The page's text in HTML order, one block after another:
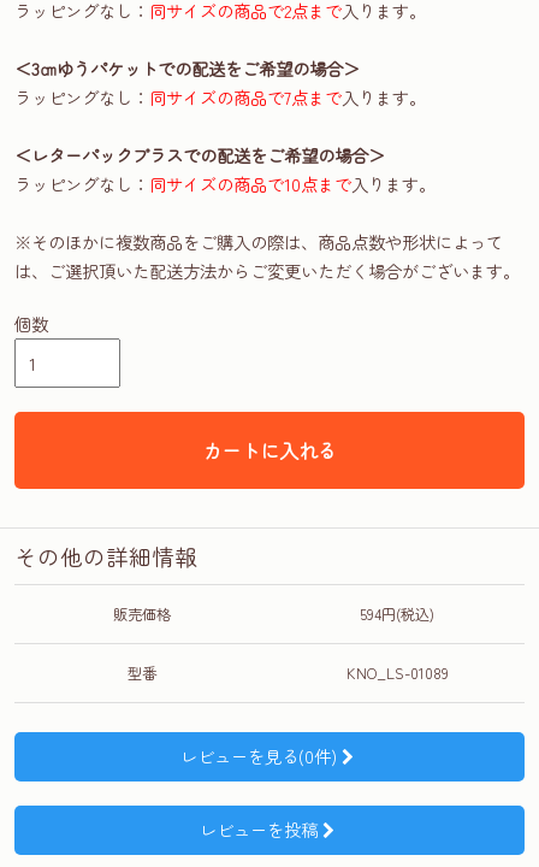
ラッピングなし： 同サイズの商品で2点まで入ります。
＜3㎝ゆうパケットでの配送をご希望の場合＞
ラッピングなし： 同サイズの商品で7点まで入ります。
＜レターパックプラスでの配送をご希望の場合＞
ラッピングなし： 同サイズの商品で10点まで入ります。
※そのほかに複数商品をご購入の際は、商品点数や形状によって
は、ご選択頂いた配送方法からご変更いただく場合がございます。
個数
カートに入れる
その他の詳細情報
販売価格 594円(税込)
型番 KNO_LS-01089
レビューを見る(0件)
レビューを投稿